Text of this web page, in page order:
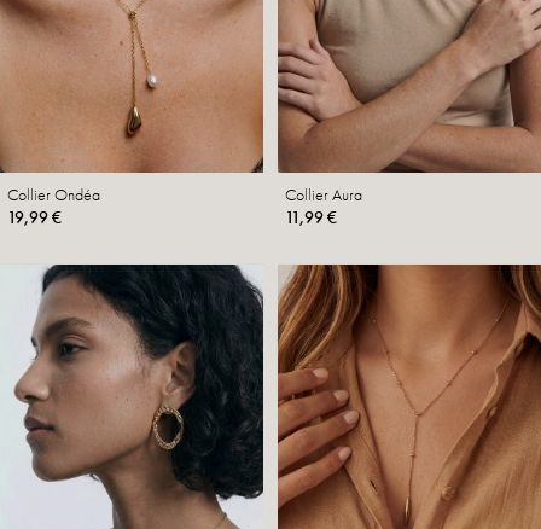
Collier Ondéa
19,99 €
Collier Aura
11,99 €